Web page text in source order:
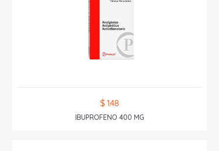
$ 1.48
IBUPROFENO 400 MG